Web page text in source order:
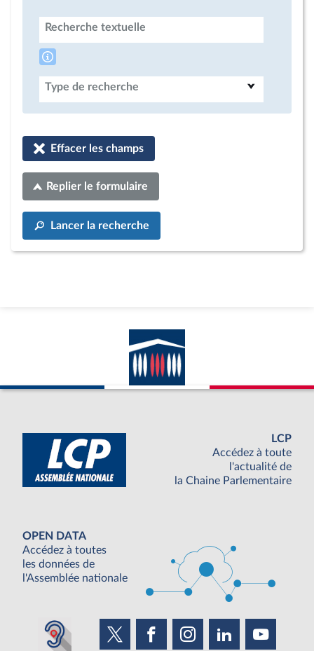
Recherche textuelle
Type de recherche
Effacer les champs
Replier le formulaire
Lancer la recherche
LCP
Accédez à toute
l'actualité de
la Chaine Parlementaire
OPEN DATA
Accédez à toutes
les données de
l'Assemblée nationale